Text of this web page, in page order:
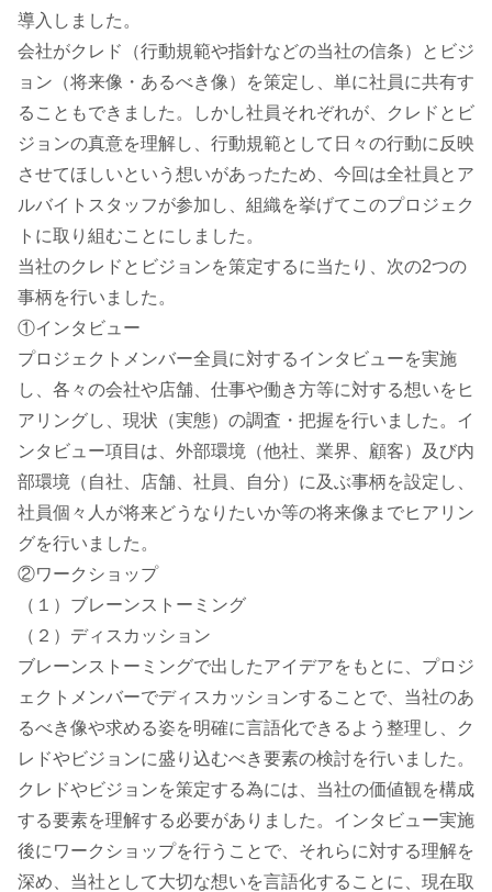
導入しました。
会社がクレド（行動規範や指針などの当社の信条）とビジ
ョン（将来像・あるべき像）を策定し、単に社員に共有す
ることもできました。しかし社員それぞれが、クレドとビ
ジョンの真意を理解し、行動規範として日々の行動に反映
させてほしいという想いがあったため、今回は全社員とア
ルバイトスタッフが参加し、組織を挙げてこのプロジェク
トに取り組むことにしました。
当社のクレドとビジョンを策定するに当たり、次の2つの
事柄を行いました。
①インタビュー
プロジェクトメンバー全員に対するインタビューを実施
し、各々の会社や店舗、仕事や働き方等に対する想いをヒ
アリングし、現状（実態）の調査・把握を行いました。イ
ンタビュー項目は、外部環境（他社、業界、顧客）及び内
部環境（自社、店舗、社員、自分）に及ぶ事柄を設定し、
社員個々人が将来どうなりたいか等の将来像までヒアリン
グを行いました。
②ワークショップ
（１）ブレーンストーミング
（２）ディスカッション
ブレーンストーミングで出したアイデアをもとに、プロジ
ェクトメンバーでディスカッションすることで、当社のあ
るべき像や求める姿を明確に言語化できるよう整理し、ク
レドやビジョンに盛り込むべき要素の検討を行いました。
クレドやビジョンを策定する為には、当社の価値観を構成
する要素を理解する必要がありました。インタビュー実施
後にワークショップを行うことで、それらに対する理解を
深め、当社として大切な想いを言語化することに、現在取